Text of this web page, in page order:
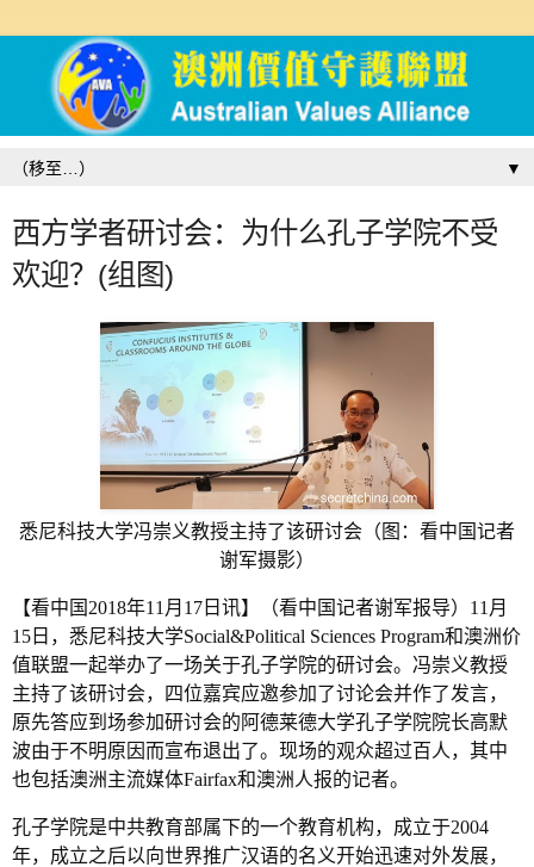
▼
西方学者研讨会：为什么孔子学院不受
欢迎？(组图)
悉尼科技大学冯崇义教授主持了该研讨会（图：看中国记者
谢军摄影）
【看中国2018年11月17日讯】（看中国记者谢军报导）11月
15日，悉尼科技大学Social&Political Sciences Program和澳洲价
值联盟一起举办了一场关于孔子学院的研讨会。冯崇义教授
主持了该研讨会，四位嘉宾应邀参加了讨论会并作了发言，
原先答应到场参加研讨会的阿德莱德大学孔子学院院长高默
波由于不明原因而宣布退出了。现场的观众超过百人，其中
也包括澳洲主流媒体Fairfax和澳洲人报的记者。
孔子学院是中共教育部属下的一个教育机构，成立于2004
年，成立之后以向世界推广汉语的名义开始迅速对外发展，